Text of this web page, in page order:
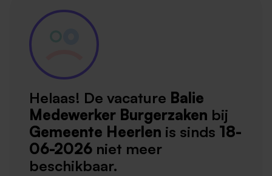
Helaas! De vacature Balie
Medewerker Burgerzaken bij
Gemeente Heerlen is sinds 18-
06-2026 niet meer
beschikbaar.